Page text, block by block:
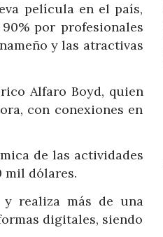
película en el país,
por profesionales
y las atractivas
Alfaro Boyd, quien
con conexiones en
de las actividades
mil dólares.
realiza más de una
digitales, siendo